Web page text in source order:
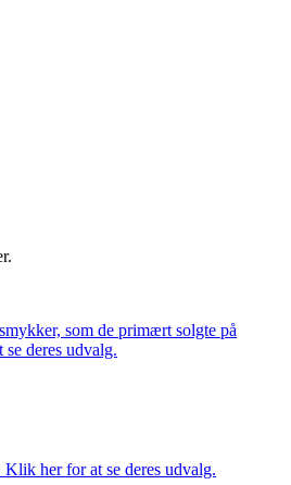
som de primært solgte på
deres udvalg.
her for at se deres udvalg.